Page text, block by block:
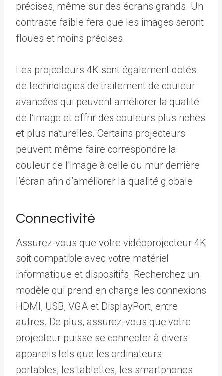
précises, même sur des écrans grands. Un
contraste faible fera que les images seront
floues et moins précises.
Les projecteurs 4K sont également dotés
de technologies de traitement de couleur
avancées qui peuvent améliorer la qualité
de l’image et offrir des couleurs plus riches
et plus naturelles. Certains projecteurs
peuvent même faire correspondre la
couleur de l’image à celle du mur derrière
l’écran afin d’améliorer la qualité globale.
Connectivité
Assurez-vous que votre vidéoprojecteur 4K
soit compatible avec votre matériel
informatique et dispositifs. Recherchez un
modèle qui prend en charge les connexions
HDMI, USB, VGA et DisplayPort, entre
autres. De plus, assurez-vous que votre
projecteur puisse se connecter à divers
appareils tels que les ordinateurs
portables, les tablettes, les smartphones